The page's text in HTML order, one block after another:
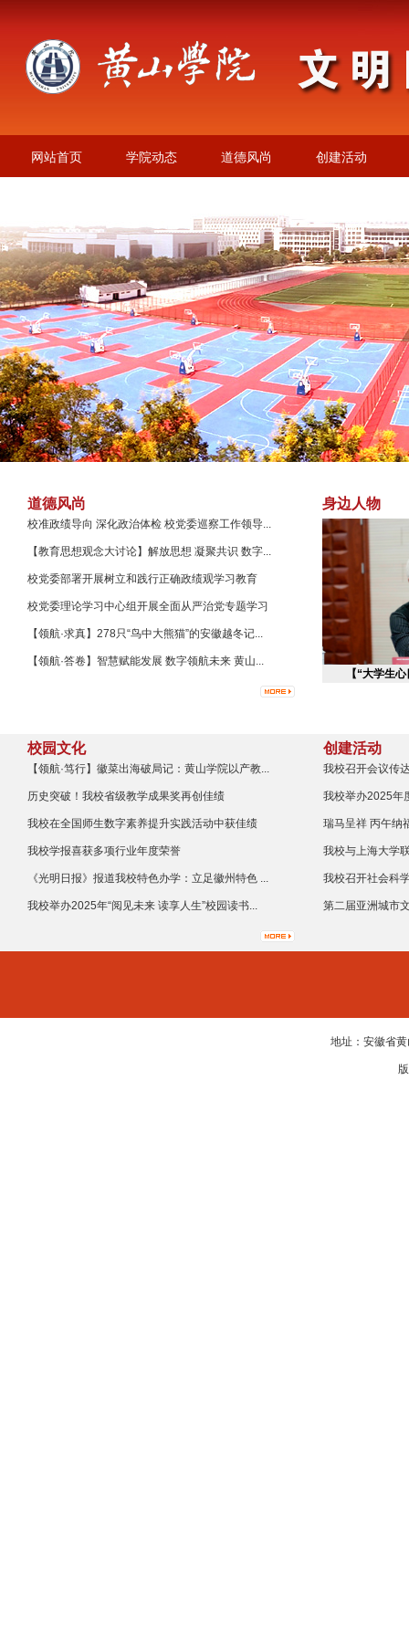
网站首页 学院动态 道德风尚 创建活动
道德风尚
校准政绩导向 深化政治体检 校党委巡察工作领导...
【教育思想观念大讨论】解放思想 凝聚共识 数字...
校党委部署开展树立和践行正确政绩观学习教育
校党委理论学习中心组开展全面从严治党专题学习
【领航·求真】278只“鸟中大熊猫”的安徽越冬记...
【领航·答卷】智慧赋能发展 数字领航未来 黄山...
身边人物
【“大学生
校园文化
【领航·笃行】徽菜出海破局记：黄山学院以产教...
历史突破！我校省级教学成果奖再创佳绩
我校在全国师生数字素养提升实践活动中获佳绩
我校学报喜获多项行业年度荣誉
《光明日报》报道我校特色办学：立足徽州特色 ...
我校举办2025年“阅见未来 读享人生”校园读书...
创建活动
我校召开会议传
我校举办2025年
瑞马呈祥 丙午纳
我校与上海大学
我校召开社会科
第二届亚洲城市
地址：安徽省